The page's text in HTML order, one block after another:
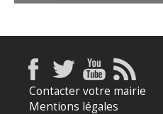
Contacter votre mairie
Mentions légales